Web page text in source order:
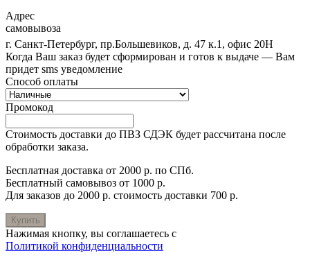
Адрес
самовывоза
г. Санкт-Петербург, пр.Большевиков, д. 47 к.1, офис 20Н
Когда Ваш заказ будет сформирован и готов к выдаче — Вам
придет sms уведомление
Способ оплаты
Промокод
Стоимость доставки до ПВЗ СДЭК будет рассчитана после
обработки заказа.
Бесплатная доставка от 2000 р. по СПб.
Бесплатный самовывоз от 1000 р.
Для заказов до 2000 р. стоимость доставки 700 р.
Купить
Нажимая кнопку, вы соглашаетесь с
Политикой конфиденциальности